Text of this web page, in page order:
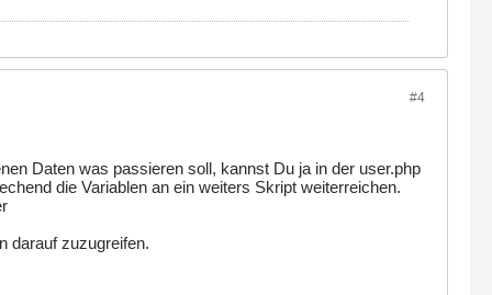
#4
Daten was passieren soll, kannst Du ja in der user.php
die Variablen an ein weiters Skript weiterreichen.
darauf zuzugreifen.